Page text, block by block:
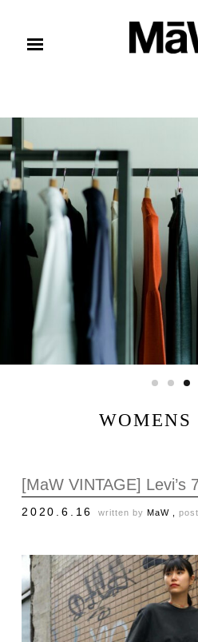
WOMENS
[MaW VINTAGE] Levi’s
2020.6.16 written by MaW ,